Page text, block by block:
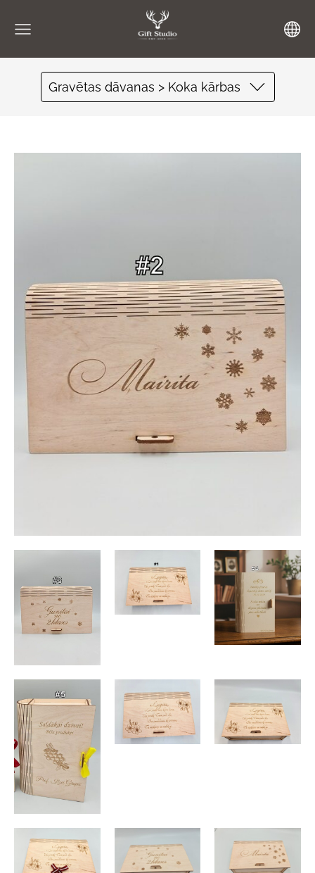
Gravētas dāvanas > Koka kārbas